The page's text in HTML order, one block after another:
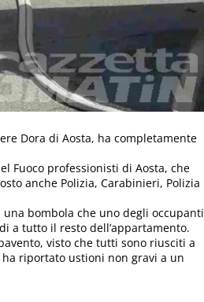
Dora di Aosta, ha completamente
Fuoco professionisti di Aosta, che
anche Polizia, Carabinieri, Polizia
bombola che uno degli occupanti
a tutto il resto dell’appartamento.
visto che tutti sono riusciti a
riportato ustioni non gravi a un